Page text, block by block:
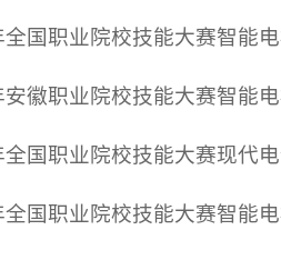
全国职业院校技能大赛智能
安徽职业院校技能大赛智能
全国职业院校技能大赛现代
全国职业院校技能大赛智能